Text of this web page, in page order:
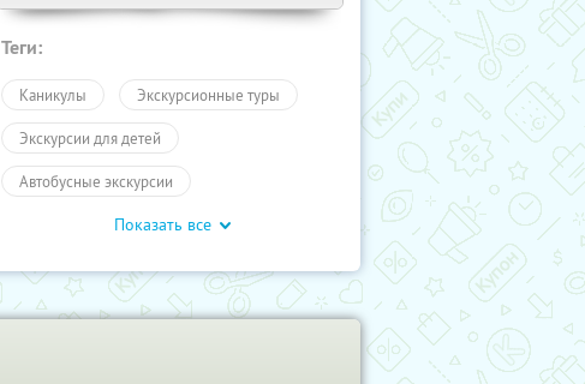
Теги:
Каникулы Экскурсионные туры
Экскурсии для детей
Автобусные экскурсии
Пешие экскурсии Карелия
Экскурсии Туры Развлечения
Показать все